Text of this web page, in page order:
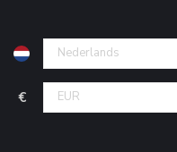
€